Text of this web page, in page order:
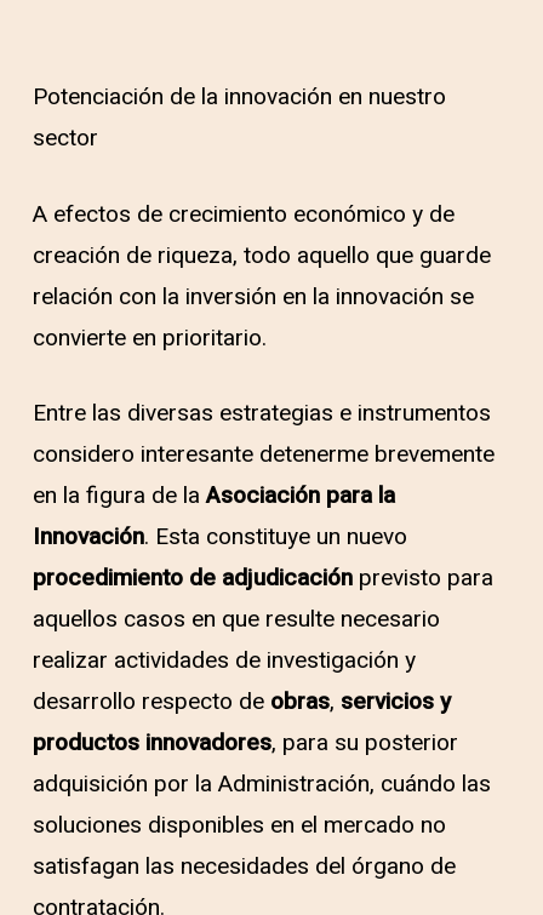
Potenciación de la innovación en nuestro
sector
A efectos de crecimiento económico y de
creación de riqueza, todo aquello que guarde
relación con la inversión en la innovación se
convierte en prioritario.
Entre las diversas estrategias e instrumentos
considero interesante detenerme brevemente
en la figura de laAsociación para la
Innovación. Esta constituye un nuevo
procedimiento de adjudicaciónprevisto para
aquellos casos en que resulte necesario
realizar actividades de investigación y
desarrollo respecto de obras, serviciosy
productos innovadores, para su posterior
adquisición por la Administración, cuándo las
soluciones disponibles en el mercado no
satisfagan las necesidades del órgano de
contratación.